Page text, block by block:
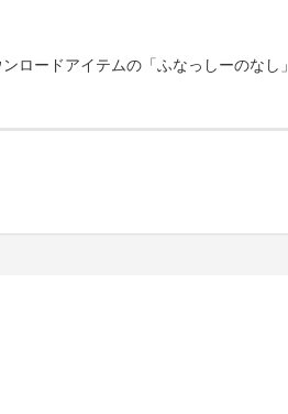
ロードアイテムの「ふなっしーのなし